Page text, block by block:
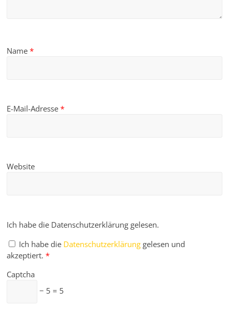
Name*
E-Mail-Adresse*
Website
Ich habe die Datenschutzerklärung gelesen.
Ich habe die Datenschutzerklärung gelesen und
akzeptiert. *
Captcha
− 5 = 5